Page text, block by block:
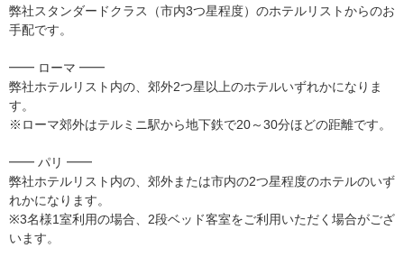
弊社スタンダードクラス（市内3つ星程度）のホテルリストからのお
手配です。
━━ ローマ ━━
弊社ホテルリスト内の、郊外2つ星以上のホテルいずれかになりま
す。
※ローマ郊外はテルミニ駅から地下鉄で20～30分ほどの距離です。
━━ パリ ━━
弊社ホテルリスト内の、郊外または市内の2つ星程度のホテルのいず
れかになります。
※3名様1室利用の場合、2段ベッド客室をご利用いただく場合がござ
います。